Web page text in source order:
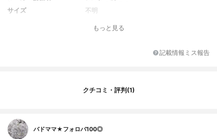
サイズ
不明
もっと見る
記載情報ミス報告
クチコミ・評判(1)
バドママ★フォロバ100◎